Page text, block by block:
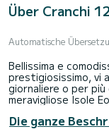
Über Cranchi
Automatische
Bellissima e
prestigiosissimo, vi
giornaliere o per
meravigliose Isole Eolie. L'imbarcazione, può
MAX 7 persone per
Die ganze